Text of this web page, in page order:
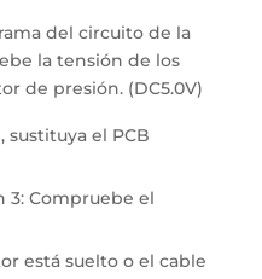
del circuito de la
la tensión de los
de presión. (DC5.0V)
sustituya el PCB
3: Compruebe el
está suelto o el cable